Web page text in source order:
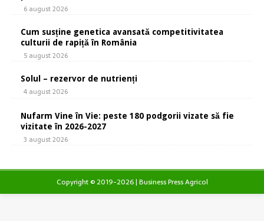
6 august 2026
Cum susține genetica avansată competitivitatea
culturii de rapiță în România
5 august 2026
Solul – rezervor de nutrienți
4 august 2026
Nufarm Vine în Vie: peste 180 podgorii vizate să fie
vizitate în 2026-2027
3 august 2026
Copyright © 2019-2026 | Business Press Agricol